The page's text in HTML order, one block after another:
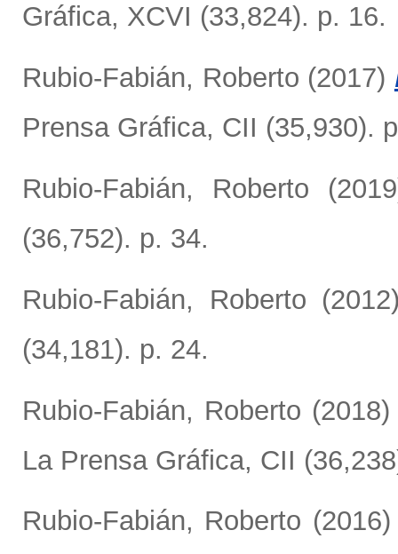
Gráfica, XCVI (33,824). p. 16.
Rubio-Fabián, Roberto (2017)
Prensa Gráfica, CII (35,930).
Rubio-Fabián, Roberto
(36,752). p. 34.
Rubio-Fabián, Roberto
(34,181). p. 24.
Rubio-Fabián, Roberto
La Prensa Gráfica, CII
Rubio-Fabián, Roberto